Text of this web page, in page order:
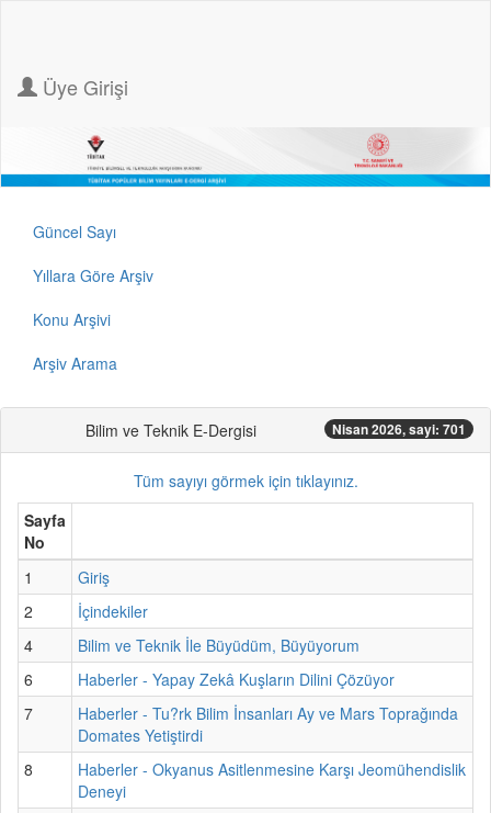
Üye Girişi
Güncel Sayı
Yıllara Göre Arşiv
Konu Arşivi
Arşiv Arama
Bilim ve Teknik E-Dergisi Nisan 2026, sayi: 701
Tüm sayıyı görmek için tıklayınız.
Sayfa
No
1
Giriş
2
İçindekiler
4
Bilim ve Teknik İle Büyüdüm, Büyüyorum
6
Haberler - Yapay Zekâ Kuşların Dilini Çözüyor
7
Haberler - Tu?rk Bilim İnsanları Ay ve Mars Toprağında
Domates Yetiştirdi
8
Haberler - Okyanus Asitlenmesine Karşı Jeomühendislik
Deneyi